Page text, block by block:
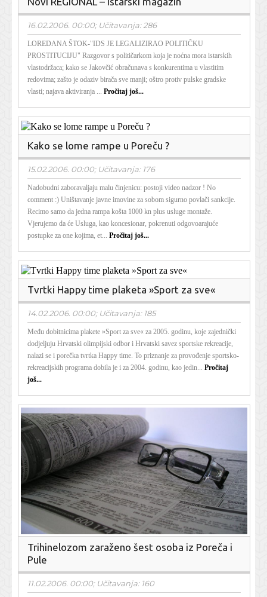
16.02.2006. 00:00; Učitavanja: 286
LOREDANA ŠTOK-"IDS JE LEGALIZIRAO POLITIČKU
PROSTITUCIJU" Razgovor s političarkom koja je noćna mora istarskih
vlastodržaca; kako se Jakovčić obračunava s konkurentima u vlastitim
redovima; zašto je odaziv birača sve manji; oštro protiv pulske gradske
vlasti; najava aktiviranja ... Pročitaj još...
Kako se lome rampe u Poreču ?
15.02.2006. 00:00; Učitavanja: 176
Nadobudni zaboravaljaju malu činjenicu: postoji video nadzor ! No
comment :) Uništavanje javne imovine za sobom sigurno povlači sankcije.
Recimo samo da jedna rampa košta 1000 kn plus usluge montaže.
Vjerujemo da će Usluga, kao koncesionar, pokrenuti odgovoarajuće
postupke za one kojima, et... Pročitaj još...
Tvrtki Happy time plaketa »Sport za sve«
14.02.2006. 00:00; Učitavanja: 185
Među dobitnicima plakete »Sport za sve« za 2005. godinu, koje zajednički
dodjeljuju Hrvatski olimpijski odbor i Hrvatski savez sportske rekreacije,
nalazi se i porečka tvrtka Happy time. To priznanje za provođenje sportsko-
rekreacijskih programa dobila je i za 2004. godinu, kao jedin... Pročitaj
još...
Trihinelozom zaraženo šest osoba iz Poreča i
Pule
11.02.2006. 00:00; Učitavanja: 160